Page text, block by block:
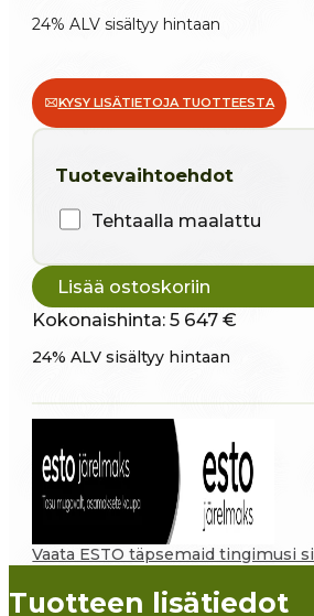
24% ALV sisältyy hintaan
KYSY LISÄTIETOJA TUOTTEESTA
Tuotevaihtoehdot
Tehtaalla maalattu
Lisää ostoskoriin
Kokonaishinta:5 647 €
24% ALV sisältyy hintaan
Vaata ESTO täpsemaid tingimusi
Tuotteen lisätiedot